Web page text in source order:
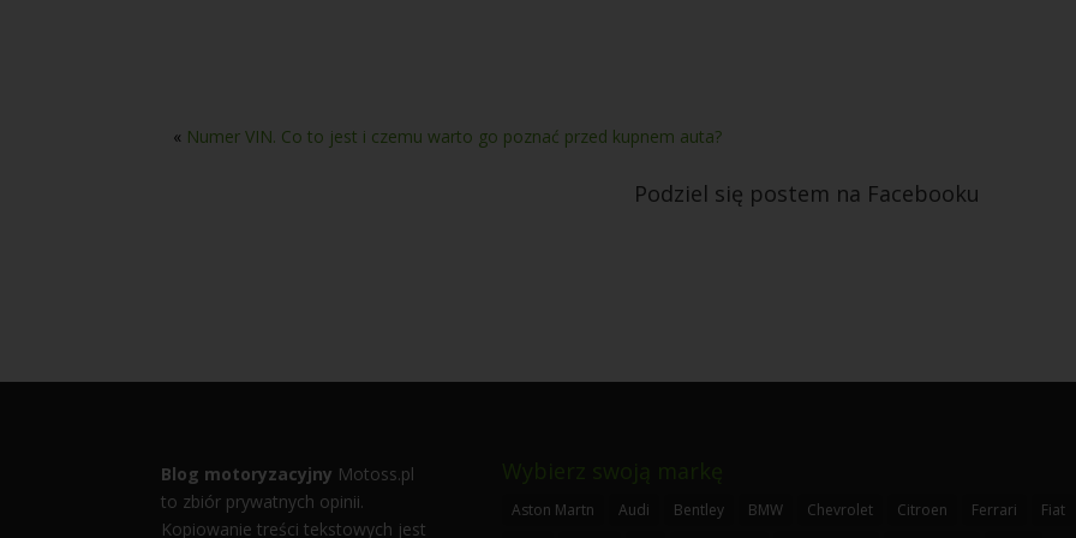
« Numer VIN. Co to jest i czemu warto go poznać przed kupnem auta?
Podziel się postem na Facebooku
Blog motoryzacyjny Motoss.pl
to zbiór prywatnych opinii.
Kopiowanie treści tekstowych jest
Wybierz swoją markę
Aston Martn Audi Bentley BMW Chevrolet Citroen Ferrari
Fiat